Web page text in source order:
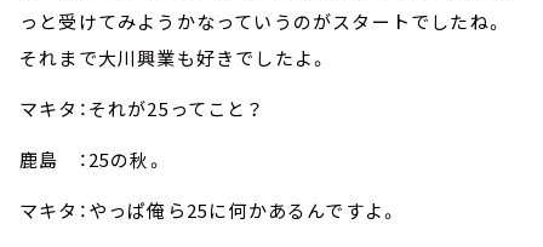
っと受けてみようかなっていうのがスタートでしたね。
それまで大川興業も好きでしたよ。
マキタ：それが25ってこと？
鹿島 ：25の秋。
マキタ：やっぱ俺ら25に何かあるんですよ。